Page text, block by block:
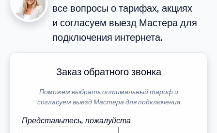
все вопросы о тарифах, акциях
и согласуем выезд Мастера для
подключения интернета.
Заказ обратного звонка
Поможем выбрать оптимальный тариф и
согласуем выезд Мастера для подключения
Представьтесь, пожалуйста